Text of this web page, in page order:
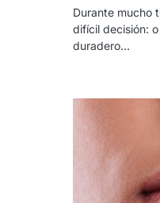
Durante mucho
difícil decisión:
duradero…